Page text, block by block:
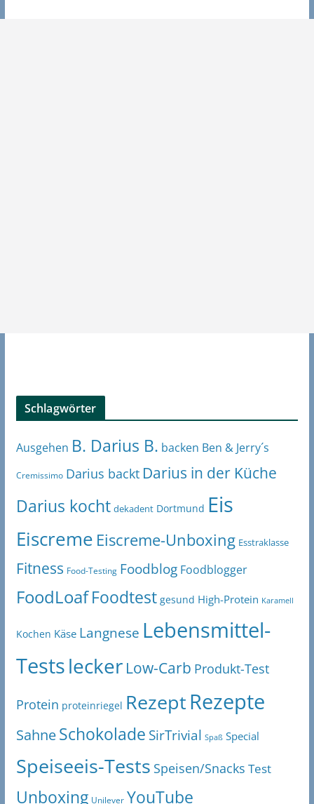
Schlagwörter
Ausgehen B. Darius B. backen Ben & Jerry´s
Cremissimo Darius backt Darius in der Küche
Darius kocht dekadent Dortmund Eis
Eiscreme Eiscreme-Unboxing Esstraklasse
Fitness Food-Testing Foodblog Foodblogger
FoodLoaf Foodtest gesund High-Protein Karamell
Kochen Käse Langnese Lebensmittel-
Testslecker Low-Carb Produkt-Test
Protein proteinriegel RezeptRezepte
SahneSchokolade SirTrivial Spaß Special
Speiseeis-Tests Speisen/Snacks Test
Unboxing Unilever YouTube